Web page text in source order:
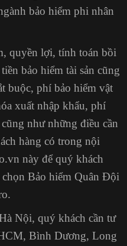
bảo hiểm phi nhân
quyền lợi, tính toán bồi
bảo hiểm tài sản cũng
buộc, phí bảo hiểm vật
xuất nhập khẩu, phí
như những điều cần
hàng có trong nội
này để quý khách
Bảo hiểm Quân Đội
Nội, quý khách cần tư
Bình Dương, Long